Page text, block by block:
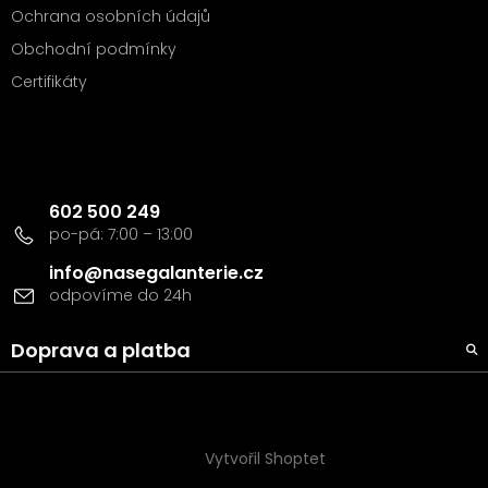
Ochrana osobních údajů
Obchodní podmínky
Certifikáty
info@nasegalanterie.cz
602 500 249
Doprava a platba
Vytvořil Shoptet